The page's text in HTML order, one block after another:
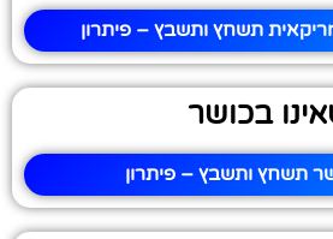
תשחץ ותשבץ – פיתרון
בכושר
תשחץ ותשבץ – פיתרון